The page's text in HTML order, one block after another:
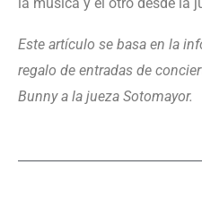
Este artículo se basa en la
regalo de entradas de
Bunny a la jueza Sotomayor.